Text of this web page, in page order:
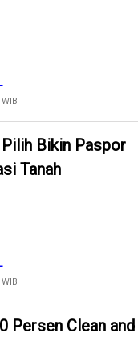
Bikin Paspor
Tanah
Persen Clean and